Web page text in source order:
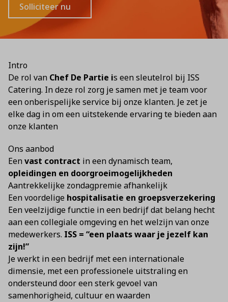
Solliciteer nu
Intro
De rol van Chef De Partie is een sleutelrol bij ISS
Catering. In deze rol zorg je samen met je team voor
een onberispelijke service bij onze klanten. Je zet je
elke dag in om een uitstekende ervaring te bieden aan
onze klanten
Ons aanbod
Eenvast contract in een dynamisch team,
opleidingen en doorgroeimogelijkheden
Aantrekkelijke zondagpremie afhankelijk
Een voordelige hospitalisatie en groepsverzekering
Een veelzijdige functie in een bedrijf dat belang hecht
aan een collegiale omgeving en het welzijn van onze
medewerkers. ISS = “een plaats waar je jezelf kan
zijn!”
Je werkt in een bedrijf met een internationale
dimensie, met een professionele uitstraling en
ondersteund door een sterk gevoel van
samenhorigheid, cultuur en waarden